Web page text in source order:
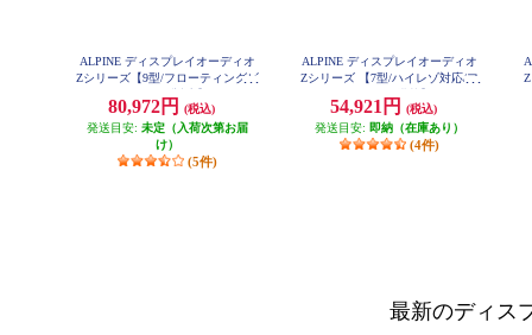
ALPINE ディスプレイオーディオ
Zシリーズ【9型/フローティングビ
80,972円
(税込)
発送目安: 未定（入荷次第お届
け）
(5件)
ALPINE ディスプレイオーディオ
Zシリーズ 【7型/ハイレゾ対応/フ
54,921円
(税込)
発送目安: 即納（在庫あり）
(4件)
最新のディス